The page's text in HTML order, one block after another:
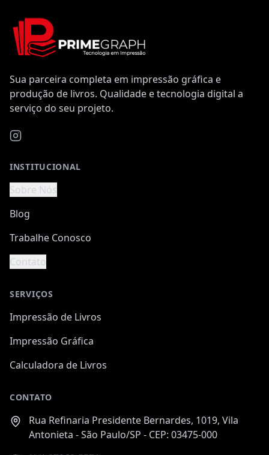
Sua parceira completa em impressão gráfica e
produção de livros. Qualidade e tecnologia digital a
serviço do seu projeto.
INSTITUCIONAL
Sobre Nós
Blog
Trabalhe Conosco
Contato
SERVIÇOS
Impressão de Livros
Impressão Gráfica
Calculadora de Livros
CONTATO
Rua Refinaria Presidente Bernardes, 1019, Vila
Antonieta - São Paulo/SP - CEP: 03475-000